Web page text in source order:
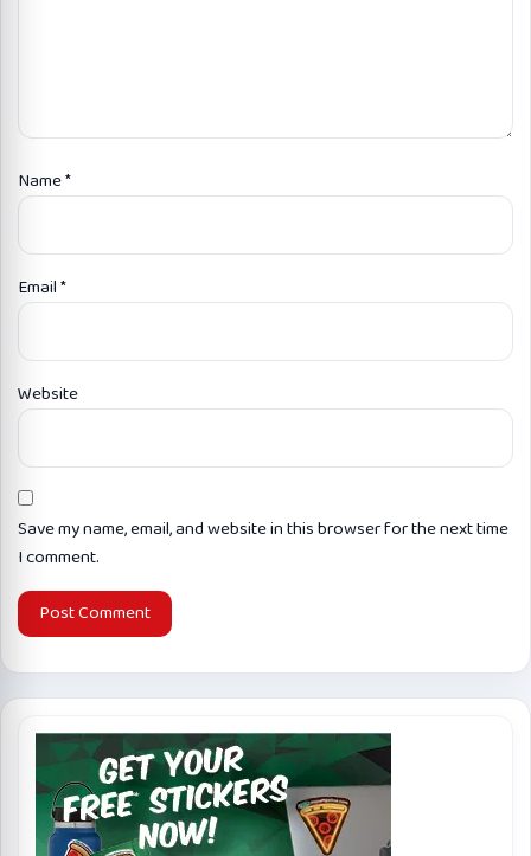
Name*
Email*
Website
Save my name, email, and website in this browser for the next time
I comment.